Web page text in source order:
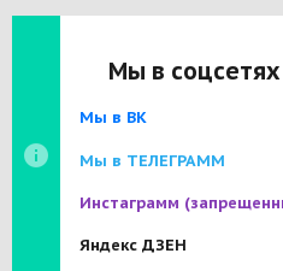
Мы в
Мы в ВК
Мы в ТЕЛЕГРАММ
Инстаграмм
Яндекс ДЗЕН